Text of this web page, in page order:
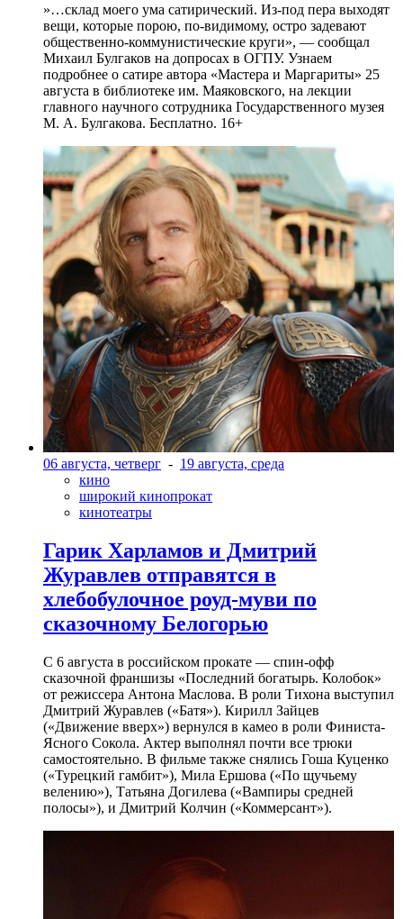
»…склад моего ума сатирический. Из-под пера выходят
вещи, которые порою, по-видимому, остро задевают
общественно-коммунистические круги», — сообщал
Михаил Булгаков на допросах в ОГПУ. Узнаем
подробнее о сатире автора «Мастера и Маргариты» 25
августа в библиотеке им. Маяковского, на лекции
главного научного сотрудника Государственного музея
М. А. Булгакова. Бесплатно. 16+
06 августа, четверг - 19 августа, среда
кино
широкий кинопрокат
кинотеатры
Гарик Харламов и Дмитрий
Журавлев отправятся в
хлебобулочное роуд-муви по
сказочному Белогорью
С 6 августа в российском прокате — спин-офф
сказочной франшизы «Последний богатырь. Колобок»
от режиссера Антона Маслова. В роли Тихона выступил
Дмитрий Журавлев («Батя»). Кирилл Зайцев
(«Движение вверх») вернулся в камео в роли Финиста-
Ясного Сокола. Актер выполнял почти все трюки
самостоятельно. В фильме также снялись Гоша Куценко
(«Турецкий гамбит»), Мила Ершова («По щучьему
велению»), Татьяна Догилева («Вампиры средней
полосы»), и Дмитрий Колчин («Коммерсант»).